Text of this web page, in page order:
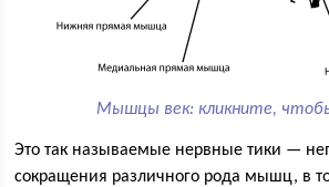
Мышцы век: кликните,
Это так называемые нервные тики —
сокращения различного рода мышц, в